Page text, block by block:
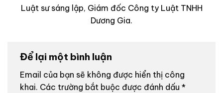
Luật sư sáng lập, Giám đốc Công ty Luật TNHH
Dương Gia.
Để lại một bình luận
Email của bạn sẽ không được hiển thị công
khai. Các trường bắt buộc được đánh dấu *